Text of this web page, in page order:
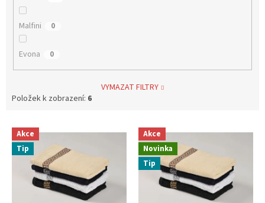
Malfini 0
Evona 0
VYMAZAT FILTRY
Položek k zobrazení: 6
p
Akce
Tip
Akce
Novinka
Tip